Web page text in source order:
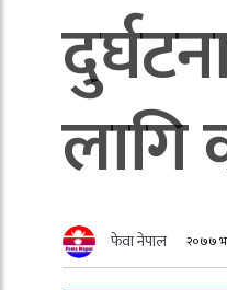
लागि
फेवा नेपाल २०७७